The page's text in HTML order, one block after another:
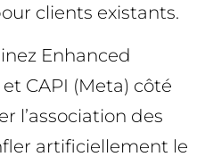
clients existants.
Enhanced
CAPI (Meta) côté
l’association des
artificiellement le